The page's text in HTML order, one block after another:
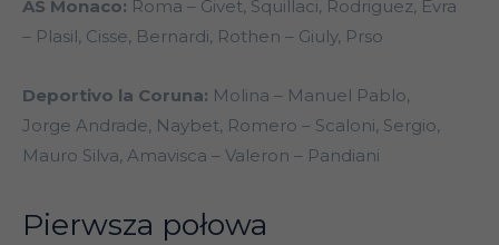
AS Monaco: Roma – Givet, Squillaci, Rodriguez, Evra
– Plasil, Cisse, Bernardi, Rothen – Giuly, Prso
Deportivo la Coruna: Molina – Manuel Pablo,
Jorge Andrade, Naybet, Romero – Scaloni, Sergio,
Mauro Silva, Amavisca – Valeron – Pandiani
Pierwsza połowa